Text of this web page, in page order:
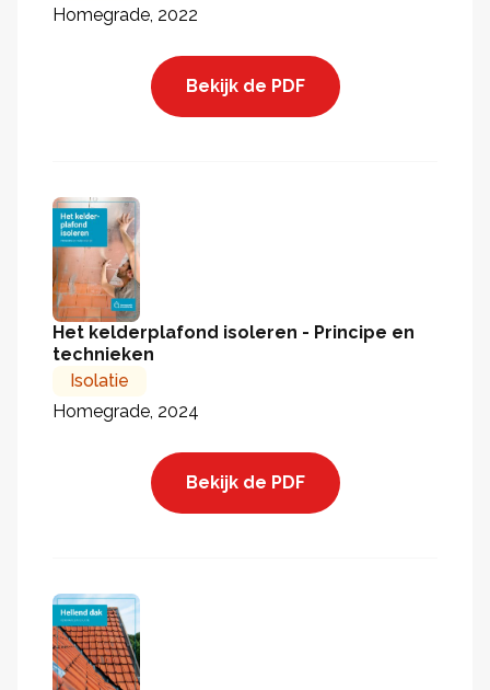
Homegrade, 2022
Bekijk de PDF
Het kelderplafond isoleren - Principe en
technieken
Isolatie
Homegrade, 2024
Bekijk de PDF